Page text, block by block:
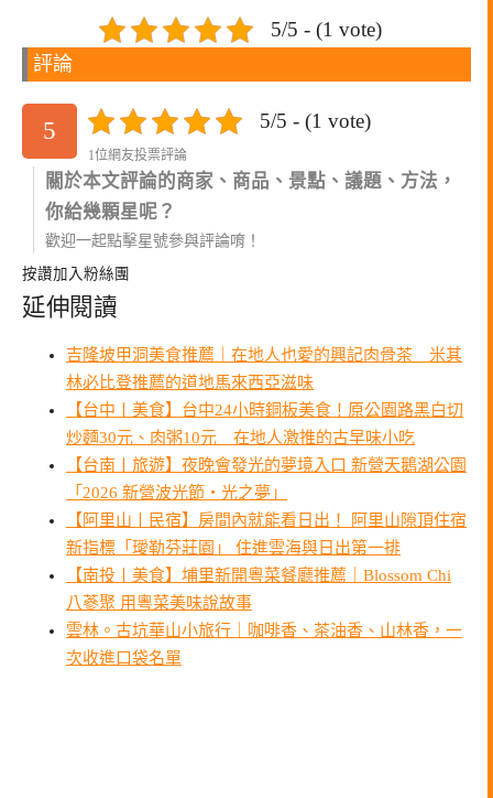
5/5 - (1 vote)
評論
5 5/5 - (1 vote)
1位網友投票評論
關於本文評論的商家、商品、景點、議題、方法，
你給幾顆星呢？
歡迎一起點擊星號參與評論唷！
按讚加入粉絲團
延伸閱讀
吉隆坡甲洞美食推薦｜在地人也愛的興記肉骨茶 米其
林必比登推薦的道地馬來西亞滋味
【台中〡美食】台中24小時銅板美食！原公園路黑白切
炒麵30元、肉粥10元 在地人激推的古早味小吃
【台南〡旅遊】夜晚會發光的夢境入口 新營天鵝湖公園
「2026 新營波光節・光之夢」
【阿里山〡民宿】房間內就能看日出！ 阿里山隙頂住宿
新指標「璦勒芬莊園」 住進雲海與日出第一排
【南投〡美食】埔里新開粵菜餐廳推薦｜Blossom Chi
八蔘聚 用粵菜美味說故事
雲林。古坑華山小旅行｜咖啡香、茶油香、山林香，一
次收進口袋名單